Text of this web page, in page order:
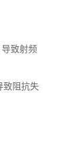
致射频
阻抗失